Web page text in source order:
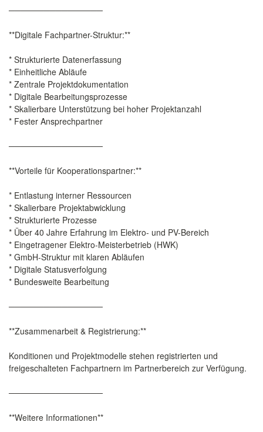
────────────────
**Digitale Fachpartner-Struktur:**
* Strukturierte Datenerfassung
* Einheitliche Abläufe
* Zentrale Projektdokumentation
* Digitale Bearbeitungsprozesse
* Skalierbare Unterstützung bei hoher Projektanzahl
* Fester Ansprechpartner
────────────────
**Vorteile für Kooperationspartner:**
* Entlastung interner Ressourcen
* Skalierbare Projektabwicklung
* Strukturierte Prozesse
* Über 40 Jahre Erfahrung im Elektro- und PV-Bereich
* Eingetragener Elektro-Meisterbetrieb (HWK)
* GmbH-Struktur mit klaren Abläufen
* Digitale Statusverfolgung
* Bundesweite Bearbeitung
────────────────
**Zusammenarbeit & Registrierung:**
Konditionen und Projektmodelle stehen registrierten und
freigeschalteten Fachpartnern im Partnerbereich zur Verfügung.
────────────────
**Weitere Informationen**